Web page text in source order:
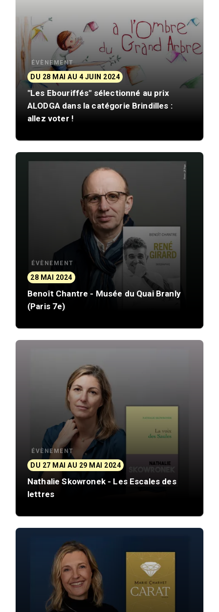
ÉVÈNEMENT
DU 28 MAI AU 4 JUIN 2024
"Les Ebouriffés" sélectionné au prix
ALODGA dans la catégorie Brindilles :
allez voter !
ÉVÈNEMENT
28 MAI 2024
Benoît Chantre - Musée du Quai Branly
(Paris 7e)
ÉVÈNEMENT
DU 27 MAI AU 29 MAI 2024
Nathalie Skowronek - Les Escales des
lettres